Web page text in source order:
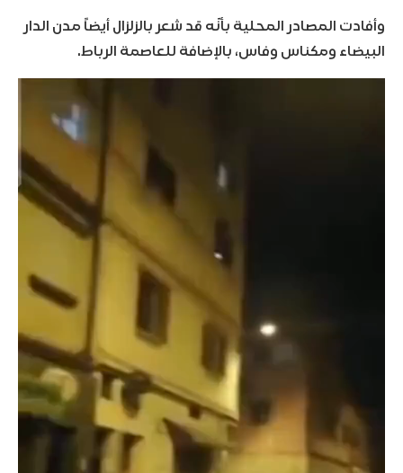
وأفادت المصادر المحلية بأنّه قد شعر بالزلزال أيضاً مدن الدار
البيضاء ومكناس وفاس، بالإضافة للعاصمة الرباط.